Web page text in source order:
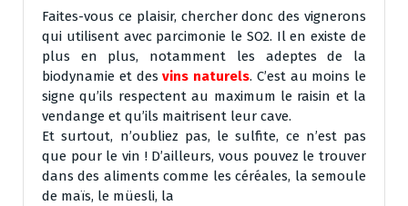
Faites-vous ce plaisir, chercher donc des vignerons
qui utilisent avec parcimonie le SO2. Il en existe de
plus en plus, notamment les adeptes de la
biodynamie et desvins naturels. C’est au moins le
signe qu’ils respectent au maximum le raisin et la
vendange et qu’ils maitrisent leur cave.
Et surtout, n’oubliez pas, le sulfite, ce n’est pas
que pour le vin ! D’ailleurs, vous pouvez le trouver
dans des aliments comme les céréales, la semoule
de maïs, le müesli, la